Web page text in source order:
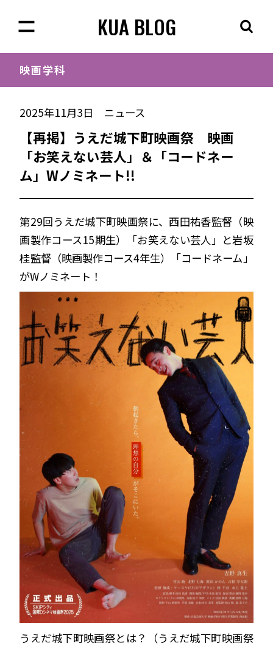
KUA BLOG
映画学科
2025年11月3日 ニュース
【再掲】うえだ城下町映画祭 映画
「お笑えない芸人」＆「コードネー
ム」Wノミネート!!
第29回うえだ城下町映画祭に、西田祐香監督（映
画製作コース15期生）「お笑えない芸人」と岩坂
桂監督（映画製作コース4年生）「コードネーム」
がWノミネート！
うえだ城下町映画祭とは？（うえだ城下町映画祭